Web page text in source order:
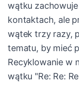
wątku
kontaktach, ale
wątek trzy razy,
tematu, by mieć
Recyklowanie w
wątku "Re: Re: